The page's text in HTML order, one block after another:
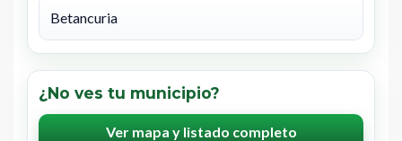
Betancuria
¿No ves tu municipio?
Ver mapa y listado completo